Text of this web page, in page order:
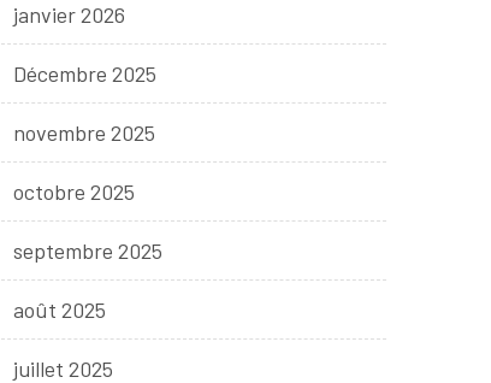
janvier 2026
Décembre 2025
novembre 2025
octobre 2025
septembre 2025
août 2025
juillet 2025